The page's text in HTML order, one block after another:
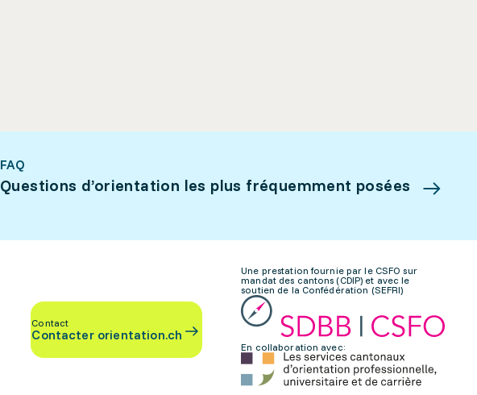
FAQ
Questions d’orientation les plus fréquemment posées
Contact
Contacter orientation.ch
Une prestation fournie par le CSFO sur
mandat des cantons (CDIP) et avec le
soutien de la Confédération (SEFRI)
En collaboration avec: